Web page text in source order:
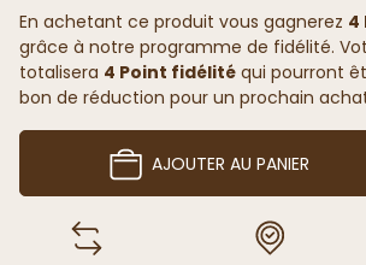
En achetant ce produit vous gagnerez 4
grâce à notre programme de fidélité.
totalisera 4 Point fidélité qui pourront
bon de réduction pour un prochain
AJOUTER AU PANIER